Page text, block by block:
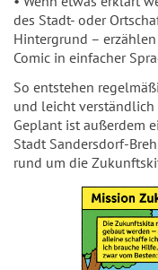
des Stadt- oder
Hintergrund –
Comic in einfacher
So entstehen
und leicht verständlich
Geplant ist außerdem
Stadt Sandersdorf-
rund um die